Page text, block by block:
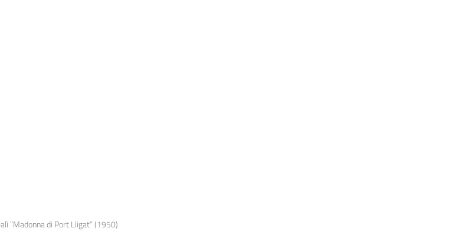
“Madonna di Port Lligat” (1950)